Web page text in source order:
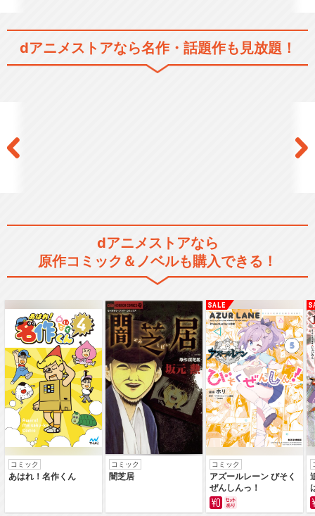
あたしンち(第79話～第104
話)
あたしンち(第131話～第156
話)
あたしンち(第157話～第182
話)
あたしンち(第183話～第208
話)
あたしンち(第209話～第234
dアニメストアなら名作・話題作も見放題！
dアニメストアなら
原作コミック＆ノベルも購入できる！
コミック
あはれ！名作くん
コミック
闇芝居
コミック
アズールレーン びそく
ぜんしんっ！